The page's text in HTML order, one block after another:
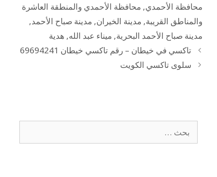
محافظة الأحمدي, محافظة الأحمدي والمنطقة العاشرة
والمناطق القريبة, مدينة الخيران, مدينة صباح الأحمد,
مدينة صباح الأحمد البحرية, ميناء عبد الله, هدية
تاكسي في خيطان – رقم تاكسي خيطان 69694241
سلوى تاكسي الكويت